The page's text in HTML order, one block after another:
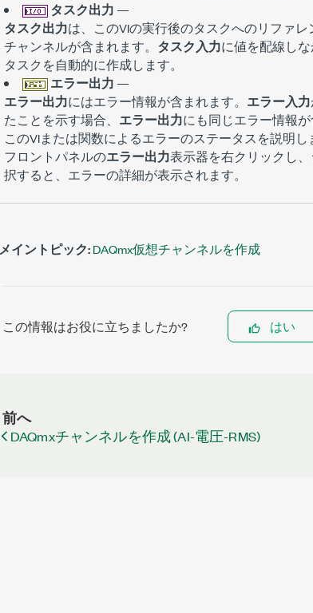
タスク出力 —
タスク出力は、このVIの実行後のタスクへのリファ
チャンネルが含まれます。 タスク入力に値を配線し
タスクを自動的に作成します。
エラー出力 —
エラー出力にはエラー情報が含まれます。 エラー入力
たことを示す場合、 エラー出力にも同じエラー情報
このVIまたは関数によるエラーのステータスを説明し
フロントパネルのエラー出力表示器を右クリックし
択すると、エラーの詳細が表示されます。
メイントピック:DAQmx仮想チャンネルを作成
この情報はお役に立ちましたか? はい
前へ
DAQmxチャンネルを作成 (AI-電圧-RMS)